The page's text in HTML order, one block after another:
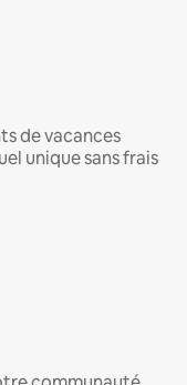
de vacances
unique sans frais